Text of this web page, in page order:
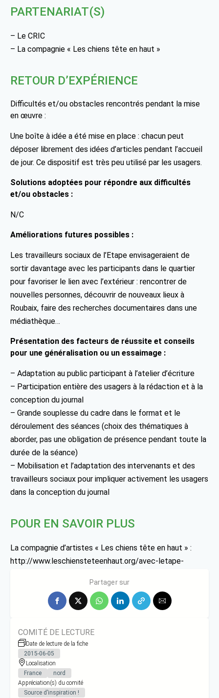
PARTENARIAT(S)
– Le CRIC
– La compagnie « Les chiens tête en haut »
RETOUR D’EXPÉRIENCE
Difficultés et/ou obstacles rencontrés pendant la mise
en œuvre :
Une boîte à idée a été mise en place : chacun peut
déposer librement des idées d’articles pendant l’accueil
de jour. Ce dispositif est très peu utilisé par les usagers.
Solutions adoptées pour répondre aux difficultés
et/ou obstacles :
N/C
Améliorations futures possibles :
Les travailleurs sociaux de l’Etape envisageraient de
sortir davantage avec les participants dans le quartier
pour favoriser le lien avec l’extérieur : rencontrer de
nouvelles personnes, découvrir de nouveaux lieux à
Roubaix, faire des recherches documentaires dans une
médiathèque…
Présentation des facteurs de réussite et conseils
pour une généralisation ou un essaimage :
– Adaptation au public participant à l’atelier d’écriture
– Participation entière des usagers à la rédaction et à la
conception du journal
– Grande souplesse du cadre dans le format et le
déroulement des séances (choix des thématiques à
aborder, pas une obligation de présence pendant toute la
durée de la séance)
– Mobilisation et l’adaptation des intervenants et des
travailleurs sociaux pour impliquer activement les usagers
dans la conception du journal
POUR EN SAVOIR PLUS
La compagnie d’artistes « Les chiens tête en haut » :
http://www.leschiensteteenhaut.org/avec-letape-
Partager sur
COMITÉ DE LECTURE
Date de lecture de la fiche
2015-06-05
Localisation
France
nord
Appréciation(s) du comité
Source d’inspiration !